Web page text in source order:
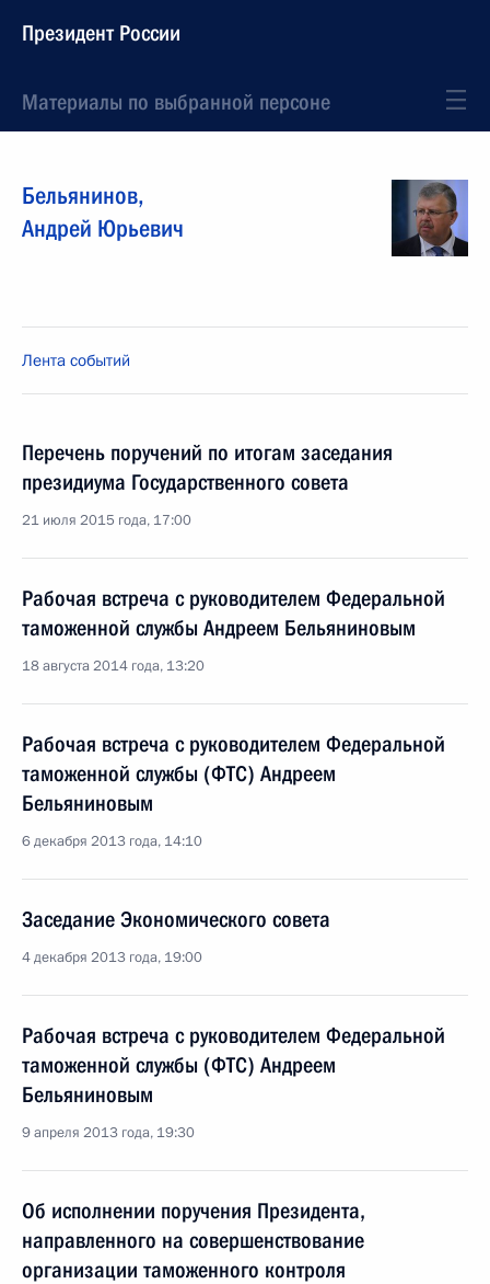
Президент России
Материалы по выбранной персоне
Бельянинов,
Андрей Юрьевич
Лента событий
Перечень поручений по итогам заседания
президиума Государственного совета
21 июля 2015 года, 17:00
Рабочая встреча с руководителем Федеральной
таможенной службы Андреем Бельяниновым
18 августа 2014 года, 13:20
Рабочая встреча с руководителем Федеральной
таможенной службы (ФТС) Андреем
Бельяниновым
6 декабря 2013 года, 14:10
Заседание Экономического совета
4 декабря 2013 года, 19:00
Рабочая встреча с руководителем Федеральной
таможенной службы (ФТС) Андреем
Бельяниновым
9 апреля 2013 года, 19:30
Об исполнении поручения Президента,
направленного на совершенствование
организации таможенного контроля